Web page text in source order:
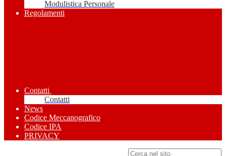
Modulistica Personale
Regolamenti
Contatti
Contatti
News
Codice Meccanografico
Codice IPA
PRIVACY